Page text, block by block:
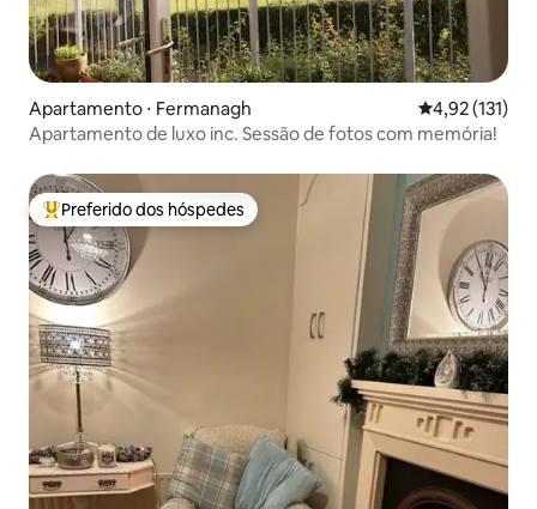
Apartamento ⋅ Fermanagh 4,92 de uma
4,92 (131)
Apartamento de luxo inc. Sessão de fotos com memória!
Entre os melhores preferidos dos hóspedes
Preferido dos hóspedes